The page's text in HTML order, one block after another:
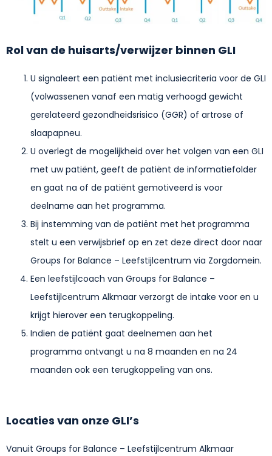
Rol van de huisarts/verwijzer binnen GLI
U signaleert een patiënt met inclusiecriteria voor de GLI
(volwassenen vanaf een matig verhoogd gewicht
gerelateerd gezondheidsrisico (GGR) of artrose of
slaapapneu.
U overlegt de mogelijkheid over het volgen van een GLI
met uw patiënt, geeft de patiënt de informatiefolder
en gaat na of de patiënt gemotiveerd is voor
deelname aan het programma.
Bij instemming van de patiënt met het programma
stelt u een verwijsbrief op en zet deze direct door naar
Groups for Balance – Leefstijlcentrum via Zorgdomein.
Een leefstijlcoach van Groups for Balance –
Leefstijlcentrum Alkmaar verzorgt de intake voor en u
krijgt hierover een terugkoppeling.
Indien de patiënt gaat deelnemen aan het
programma ontvangt u na 8 maanden en na 24
maanden ook een terugkoppeling van ons.
Locaties van onze GLI’s
Vanuit Groups for Balance – Leefstijlcentrum Alkmaar